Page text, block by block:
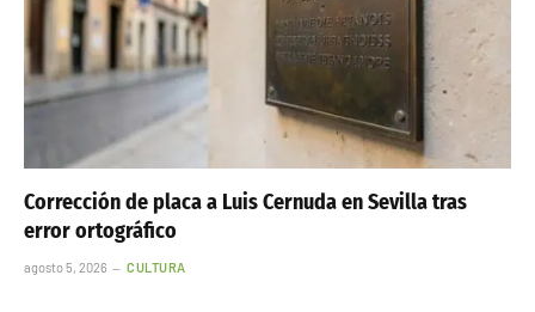
Corrección de placa a Luis Cernuda en Sevilla tras
error ortográfico
agosto 5, 2026 CULTURA